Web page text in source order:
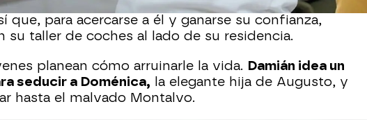
y culpan al acaudalado empresario de acabar con su
que, para acercarse a él y ganarse su confianza,
su taller de coches al lado de su residencia.
planean cómo arruinarle la vida. Damián idea un
seducir a Doménica, la elegante hija de Augusto, y
hasta el malvado Montalvo.